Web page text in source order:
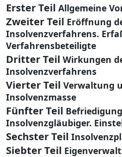
Erster Teil Allgemeine
Zweiter Teil Eröffnung
Insolvenzverfahrens.
Verfahrensbeteiligte
Dritter Teil Wirkungen
Insolvenzverfahrens
Vierter Teil Verwaltung
Insolvenzmasse
Fünfter Teil
Insolvenzgläubiger.
Sechster Teil
Siebter Teil